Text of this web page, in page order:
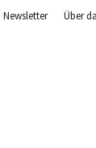
Newsletter Über